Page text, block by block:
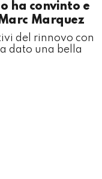
ha convinto e
Marquez